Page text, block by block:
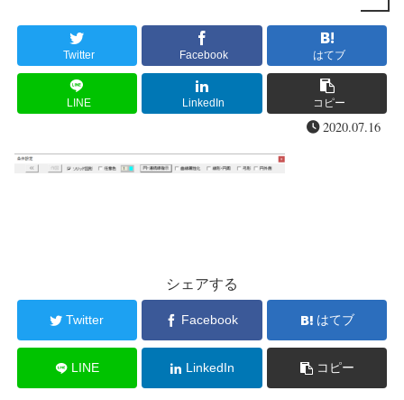
Twitter Facebook はてブ
LINE LinkedIn コピー
2020.07.16
シェアする
Twitter Facebook はてブ
LINE LinkedIn コピー